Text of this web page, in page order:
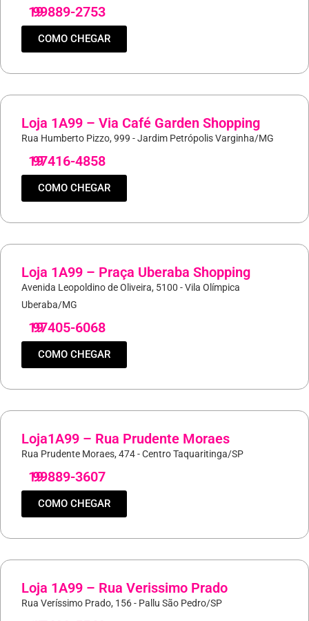
19
99889-2753
COMO CHEGAR
Loja 1A99 – Via Café Garden Shopping
Rua Humberto Pizzo, 999 - Jardim Petrópolis Varginha/MG
19
97416-4858
COMO CHEGAR
Loja 1A99 – Praça Uberaba Shopping
Avenida Leopoldino de Oliveira, 5100 - Vila Olímpica
Uberaba/MG
19
97405-6068
COMO CHEGAR
Loja1A99 – Rua Prudente Moraes
Rua Prudente Moraes, 474 - Centro Taquaritinga/SP
19
99889-3607
COMO CHEGAR
Loja 1A99 – Rua Verissimo Prado
Rua Veríssimo Prado, 156 - Pallu São Pedro/SP